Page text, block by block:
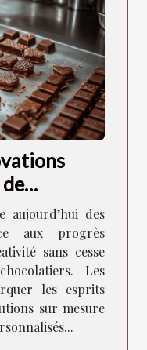
pour
aujourd’hui des
aux progrès
sans cesse
Les
les esprits
sur mesure